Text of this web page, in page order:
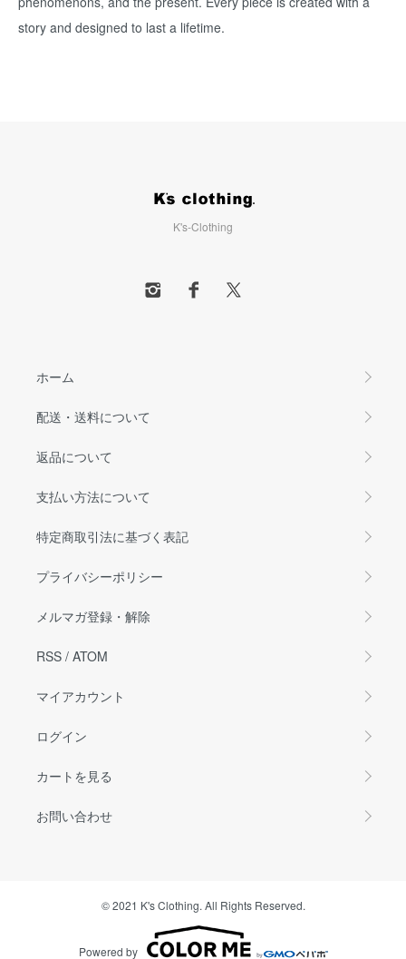
story and designed to last a lifetime.
K's-Clothing
ホーム
配送・送料について
返品について
支払い方法について
特定商取引法に基づく表記
プライバシーポリシー
メルマガ登録・解除
RSS / ATOM
マイアカウント
ログイン
カートを見る
お問い合わせ
© 2021 K's Clothing. All Rights Reserved.
Powered by